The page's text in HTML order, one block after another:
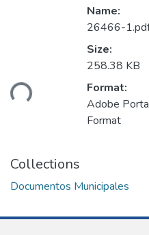
Name:
26466-
Size:
258.38 KB
Format:
Adobe
Format
Collections
Documentos Municipales